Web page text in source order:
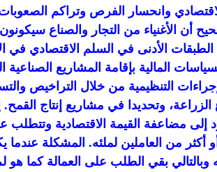
وانحسار الفرص وتراكم
الأغنياء من التجار والصناع سيكونون
الطبقات الأدنى في السلم الاقتصادي
المالية بإقامة المشاريع
التنظيمية من خلال التراخيص
وتحديدا في مشاريع إنتاج
إلى مضاعفة القيمة الاقتصادية
أكثر من العاملين لملئه. المشكلة
بقي الطلب على العمالة كما